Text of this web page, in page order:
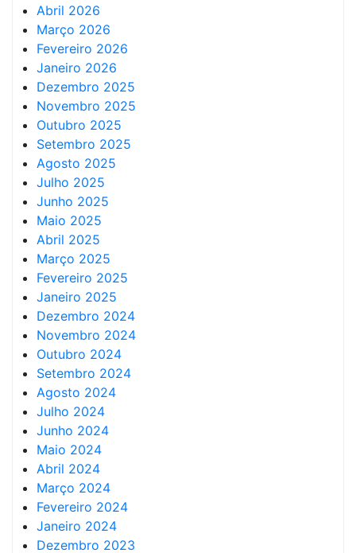
Abril 2026
Março 2026
Fevereiro 2026
Janeiro 2026
Dezembro 2025
Novembro 2025
Outubro 2025
Setembro 2025
Agosto 2025
Julho 2025
Junho 2025
Maio 2025
Abril 2025
Março 2025
Fevereiro 2025
Janeiro 2025
Dezembro 2024
Novembro 2024
Outubro 2024
Setembro 2024
Agosto 2024
Julho 2024
Junho 2024
Maio 2024
Abril 2024
Março 2024
Fevereiro 2024
Janeiro 2024
Dezembro 2023